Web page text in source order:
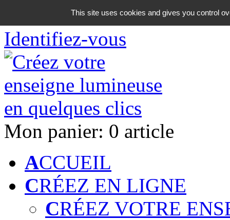
06 18 42 08 59
Identifiez-vous
Mon panier: 0 article
ACCUEIL
CRÉEZ EN LIGNE
CRÉEZ VOTRE
This site uses cookies and gives you control